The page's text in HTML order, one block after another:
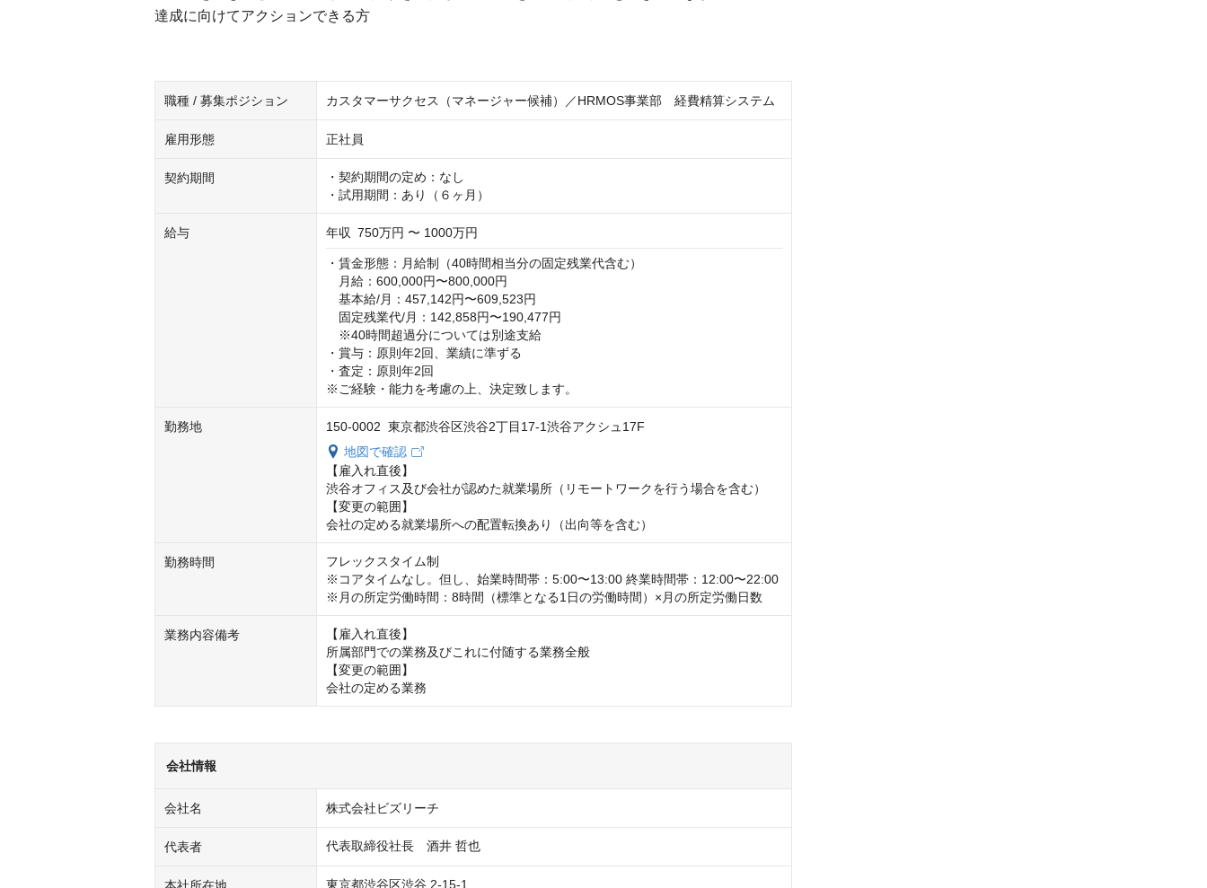
達成に向けてアクションできる方
職種 / 募集ポジション カスタマーサクセス（マネージャー候補）／HRMOS事業部 経費精算システム
雇用形態 正社員
契約期間
・契約期間の定め：なし
・試用期間：あり（６ヶ月）
給与 年収 750万円 〜 1000万円
・賃金形態：月給制（40時間相当分の固定残業代含む）
月給：600,000円〜800,000円
基本給/月：457,142円〜609,523円
固定残業代/月：142,858円〜190,477円
※40時間超過分については別途支給
・賞与：原則年2回、業績に準ずる
・査定：原則年2回
※ご経験・能力を考慮の上、決定致します。
勤務地
150-0002 東京都渋谷区渋谷2丁目17-1渋谷アクシュ17F
地図で確認
【雇入れ直後】
渋谷オフィス及び会社が認めた就業場所（リモートワークを行う場合を含む）
【変更の範囲】
会社の定める就業場所への配置転換あり（出向等を含む）
勤務時間
フレックスタイム制
※コアタイムなし。但し、始業時間帯：5:00〜13:00 終業時間帯：12:00〜22:00
※月の所定労働時間：8時間（標準となる1日の労働時間）×月の所定労働日数
業務内容備考
【雇入れ直後】
所属部門での業務及びこれに付随する業務全般
【変更の範囲】
会社の定める業務
会社情報
会社名 株式会社ビズリーチ
代表者 代表取締役社長　酒井 哲也
東京都渋谷区渋谷 2-15-1